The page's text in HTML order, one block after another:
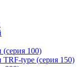
(серия 100)
type (серия 150)